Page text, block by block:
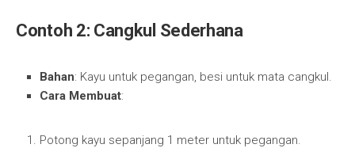
Contoh 2: Cangkul Sederhana
Bahan: Kayu untuk pegangan, besi untuk mata cangkul.
Cara Membuat:
Potong kayu sepanjang 1 meter untuk pegangan.